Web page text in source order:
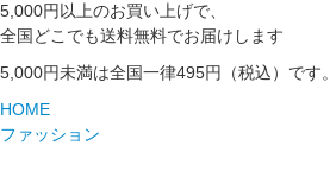
5,000円以上のお買い上げで、
全国どこでも送料無料でお届けします
5,000円未満は全国一律495円（税込）です。
HOME
ファッション